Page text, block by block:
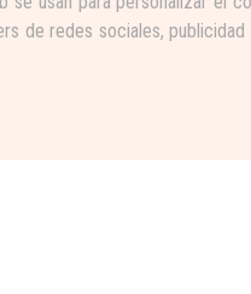
de redes sociales,